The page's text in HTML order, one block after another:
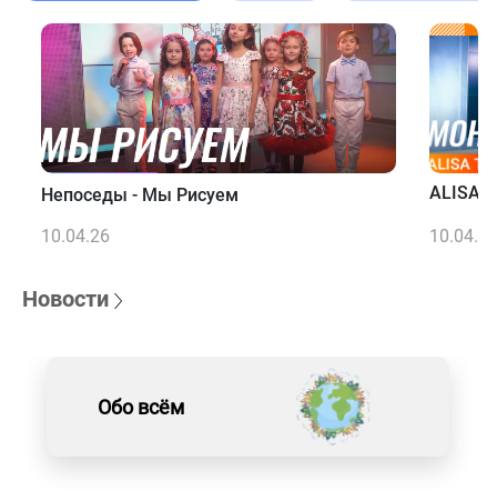
Непоседы - Мы Рисуем
10.04.26
ALISA
10.04.26
Новости
Обо всём